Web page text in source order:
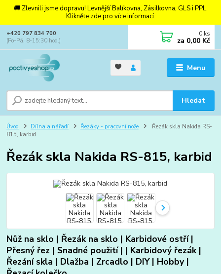
🚚 Zlevnili jsme dopravu! Levnější Balíkovna, Zásilkovna, GLS i PPL.
Klikněte zde pro více informací.
Menu
Hledat
+420 797 834 700
(Po-Pá, 8-15:30 hod.)
0 ks
za 0,00 Kč
Úvod Dílna a nářadí Řezáky - pracovní nože
Řezák skla Nakida RS-
815, karbid
Řezák skla Nakida RS-815, karbid
Nůž na sklo | Řezák na sklo | Karbidové ostří |
Přesný řez | Snadné použití | | Karbidový řezák |
Řezání skla | Dlažba | Zrcadlo | DIY | Hobby |